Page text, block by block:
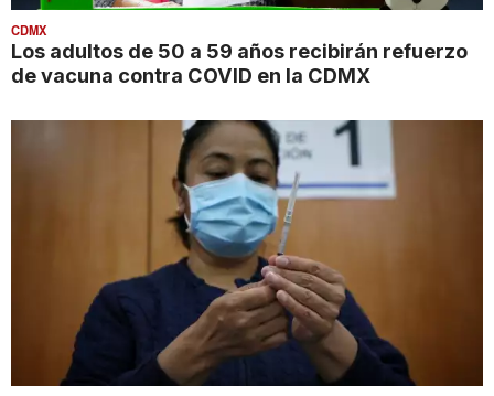
CDMX
Los adultos de 50 a 59 años recibirán refuerzo
de vacuna contra COVID en la CDMX